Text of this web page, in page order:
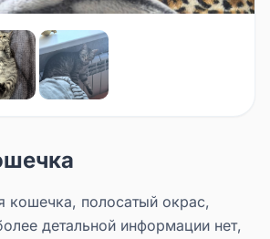
кошечка, полосатый окрас,
детальной информации нет,